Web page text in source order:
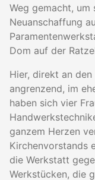
Weg gemacht, um
Neuanschaffung
Dom auf der
Hier, direkt an
angrenzend, im
haben sich vier
ganzem Herzen
Kirchenvorstands
die Werkstatt
Werkstücken, die